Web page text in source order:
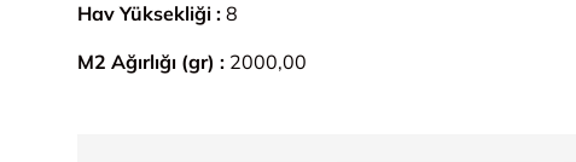
Hav Yüksekliği : 8
M2 Ağırlığı (gr) : 2000,00